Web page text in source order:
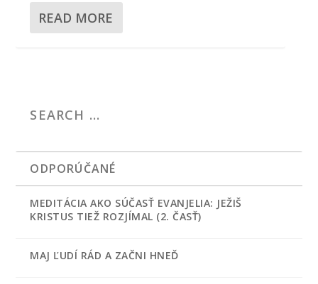
READ MORE
ODPORÚČANÉ
MEDITÁCIA AKO SÚČASŤ EVANJELIA: JEŽIŠ
KRISTUS TIEŽ ROZJÍMAL (2. ČASŤ)
MAJ ĽUDÍ RÁD A ZAČNI HNEĎ